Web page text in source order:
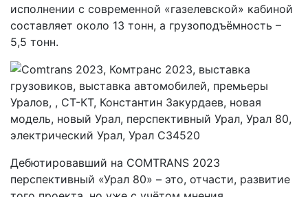
исполнении с современной «газелевской» кабиной
составляет около 13 тонн, а грузоподъёмность –
5,5 тонн.
Дебютировавший на COMTRANS 2023
перспективный «Урал 80» – это, отчасти, развитие